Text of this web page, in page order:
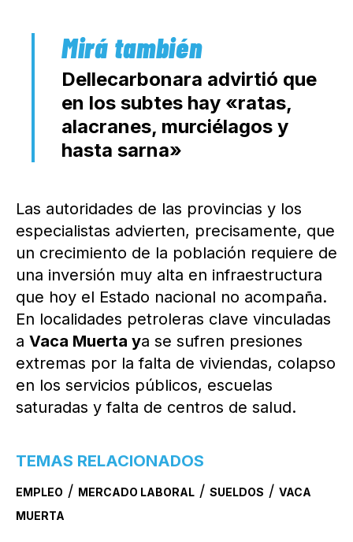
Dellecarbonara advirtió que
en los subtes hay «ratas,
alacranes, murciélagos y
hasta sarna»
Las autoridades de las provincias y los
especialistas advierten, precisamente, que
un crecimiento de la población requiere de
una inversión muy alta en infraestructura
que hoy el Estado nacional no acompaña.
En localidades petroleras clave vinculadas
a Vaca Muerta ya se sufren presiones
extremas por la falta de viviendas, colapso
en los servicios públicos, escuelas
saturadas y falta de centros de salud.
TEMAS RELACIONADOS
EMPLEO / MERCADO LABORAL / SUELDOS / VACA
MUERTA